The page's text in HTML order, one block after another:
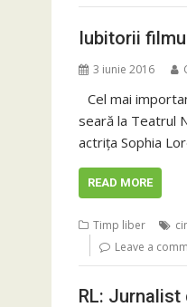
Iubitorii
3 iunie 2016
Cel mai
seară la Teatrul
actrița Sophia
READ MORE
Timp liber
Leave a
RL: